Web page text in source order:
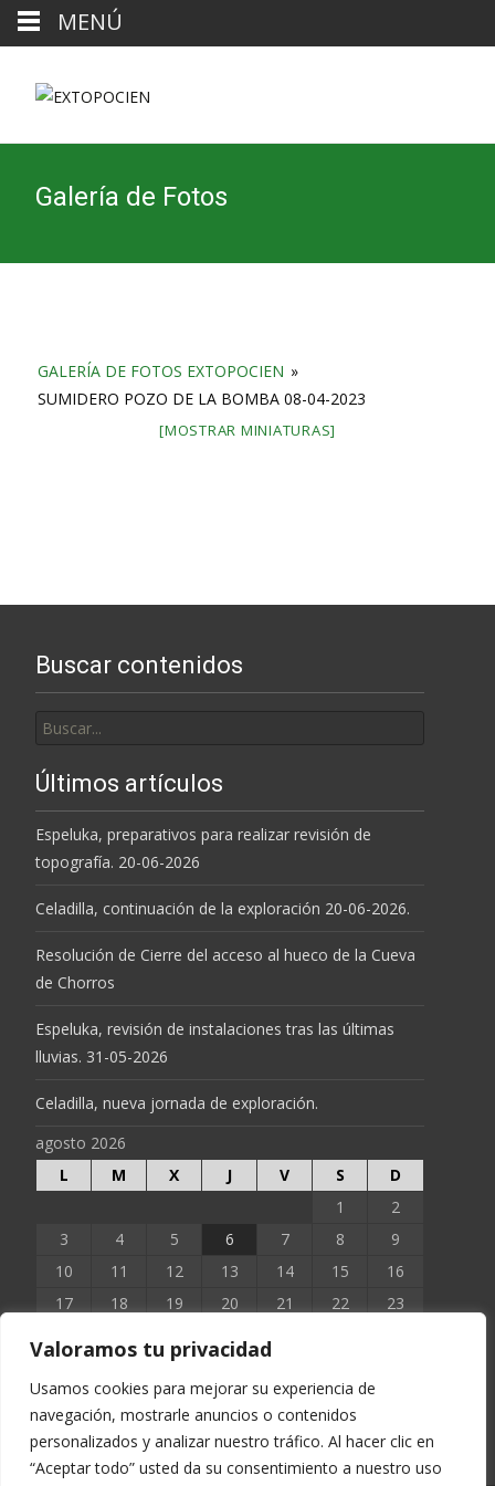
Valoramos tu privacidad
Usamos cookies para mejorar su experiencia de
navegación, mostrarle anuncios o contenidos
personalizados y analizar nuestro tráfico. Al hacer clic en
“Aceptar todo” usted da su consentimiento a nuestro uso
Galería de Fotos
GALERÍA DE FOTOS EXTOPOCIEN »
SUMIDERO POZO DE LA BOMBA 08-04-2023
[MOSTRAR MINIATURAS]
Buscar contenidos
por:
Últimos artículos
Espeluka, preparativos para realizar revisión de
topografía. 20-06-2026
Celadilla, continuación de la exploración 20-06-2026.
Resolución de Cierre del acceso al hueco de la Cueva
de Chorros
Espeluka, revisión de instalaciones tras las últimas
lluvias. 31-05-2026
Celadilla, nueva jornada de exploración.
agosto 2026
L
M X J V S
D
1
2
3
4 5 6 7 8
9
10
11 12 13 14 15
16
17
18 19 20 21 22
23
« Jun
MENÚ